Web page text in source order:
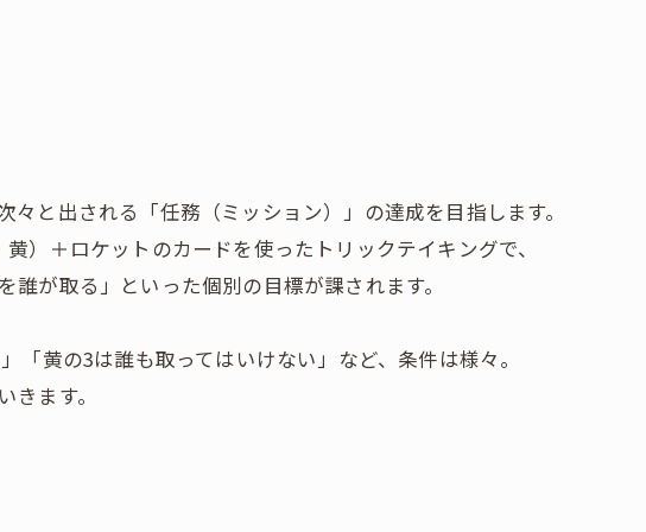
と出される「任務（ミッション）」の達成を目指します。
）＋ロケットのカードを使ったトリックテイキングで、
が取る」といった個別の目標が課されます。
「黄の3は誰も取ってはいけない」など、条件は様々。
ます。